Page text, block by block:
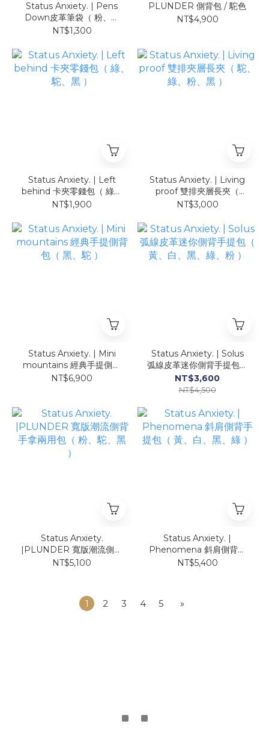
Status Anxiety. | Pens
Down皮革筆袋（ 粉、黑
）
NT$1,300
PLUNDER 側背包 / 駝色
NT$4,900
Status Anxiety. | Left
behind 卡夾零錢包（ 綠、
駝、黑 ）
NT$1,900
Status Anxiety. | Living
proof 雙排夾層長夾（
駝、綠、粉、黑 ）
NT$3,000
Status Anxiety. | Mini
mountains 經典手提側背
包（ 黑、駝 ）
NT$6,900
Status Anxiety. | Solus
弧線皮革迷你側背手提包（
黃、白、黑、綠、粉 ）
NT$3,600
NT$4,500
Status Anxiety.
|PLUNDER 寬版潮流側背
手拿兩用包（ 粉、駝、黑
NT$5,100
Status Anxiety. |
Phenomena 斜肩側背手
提包（ 黃、白、黑、綠 ）
NT$5,400
1 2 3 4 5 »